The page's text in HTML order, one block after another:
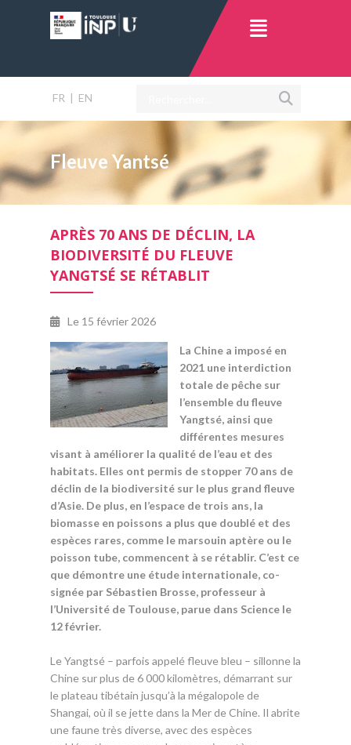
FR | EN
Fleuve Yantsé
APRÈS 70 ANS DE DÉCLIN, LA
BIODIVERSITÉ DU FLEUVE
YANGTSÉ SE RÉTABLIT
Le 15 février 2026
La Chine a imposé en
2021 une interdiction
totale de pêche sur
l’ensemble du fleuve
Yangtsé, ainsi que
différentes mesures
visant à améliorer la qualité de l’eau et des
habitats. Elles ont permis de stopper 70 ans de
déclin de la biodiversité sur le plus grand fleuve
d’Asie. De plus, en l’espace de trois ans, la
biomasse en poissons a plus que doublé et des
espèces rares, comme le marsouin aptère ou le
poisson tube, commencent à se rétablir. C’est ce
que démontre une étude internationale, co-
signée par Sébastien Brosse, professeur à
l’Université de Toulouse, parue dans Science le
12 février.
Le Yangtsé – parfois appelé fleuve bleu – sillonne la
Chine sur plus de 6 000 kilomètres, démarrant sur
le plateau tibétain jusqu’à la mégalopole de
Shangai, où il se jette dans la Mer de Chine. Il abrite
une faune très diverse, avec des espèces